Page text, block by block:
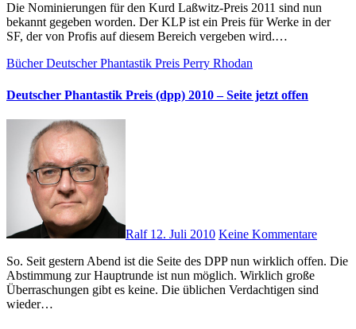
Die Nominierungen für den Kurd Laßwitz-Preis 2011 sind nun
bekannt gegeben worden. Der KLP ist ein Preis für Werke in der
SF, der von Profis auf diesem Bereich vergeben wird.…
BücherDeutscher Phantastik Preis Perry Rhodan
Deutscher Phantastik Preis (dpp) 2010 – Seite jetzt offen
Ralf 12. Juli 2010 Keine Kommentare
So. Seit gestern Abend ist die Seite des DPP nun wirklich offen. Die
Abstimmung zur Hauptrunde ist nun möglich. Wirklich große
Überraschungen gibt es keine. Die üblichen Verdachtigen sind
wieder…